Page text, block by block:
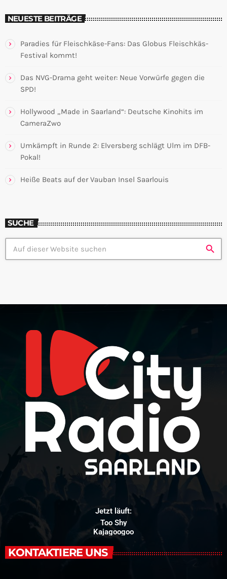
NEUESTE BEITRÄGE
Paradies für Fleischkäse-Fans: Das Globus Fleischkäs-
Festival kommt!
Das NVG-Drama geht weiter: Neue Vorwürfe gegen die
SPD!
Hollywood „Made in Saarland“: Deutsche Kinohits im
CameraZwo
Umkämpft in Runde 2: Elversberg schlägt Ulm im DFB-
Pokal!
Heiße Beats auf der Vauban Insel Saarlouis
SUCHE
search
Jetzt läuft:
Too Shy
Kajagoogoo
KONTAKTIERE UNS